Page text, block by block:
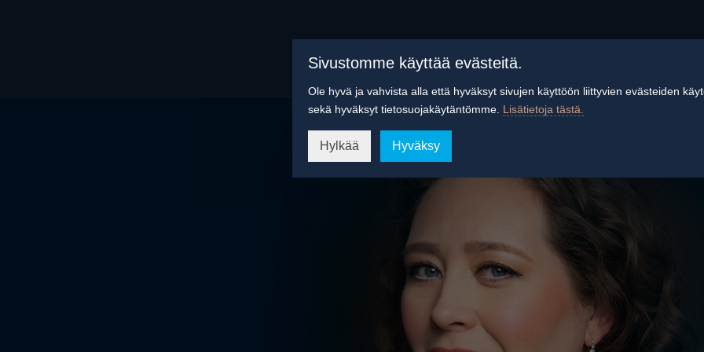
Sivustomme käyttää evästeitä.
Ole hyvä ja vahvista alla että hyväksyt sivujen käyttöön liittyvien evästeiden
sekä hyväksyt tietosuojakäytäntömme. Lisätietoja tästä.
Hylkää Hyväksy